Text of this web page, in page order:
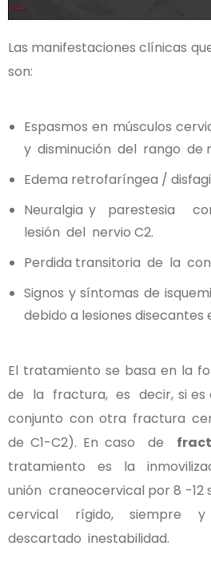
Las manifestaciones clínicas
son:
Espasmos en músculos
y disminución del rango de
Edema retrofaríngea /
Neuralgia y parestesia
lesión del nervio C2.
Perdida transitoria de la
Signos y síntomas de
debido a lesiones
El tratamiento se basa en la
de la fractura, es decir, si es
conjunto con otra fractura
de C1-C2). En caso de
tratamiento es la
unión craneocervical por 8 -
cervical rígido, siempre
descartado inestabilidad.